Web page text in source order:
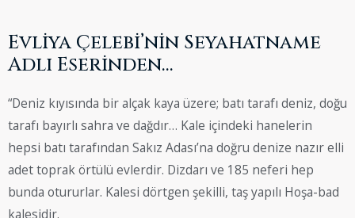
Evliya Çelebi’nin Seyahatname
Adlı Eserinden…
“Deniz kıyısında bir alçak kaya üzere; batı tarafı deniz, doğu
tarafı bayırlı sahra ve dağdır… Kale içindeki hanelerin
hepsi batı tarafından Sakız Adası’na doğru denize nazır elli
adet toprak örtülü evlerdir. Dizdarı ve 185 neferi hep
bunda otururlar. Kalesi dörtgen şekilli, taş yapılı Hoşa-bad
kalesidir.